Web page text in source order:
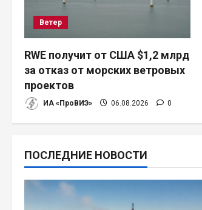
я
п
о
з
а
и
с
Ветер
RWE получит от США $1,2 млрд
за отказ от морских ветровых
проектов
ИА «ПроВИЭ» 06.08.2026 0
ПОСЛЕДНИЕ НОВОСТИ